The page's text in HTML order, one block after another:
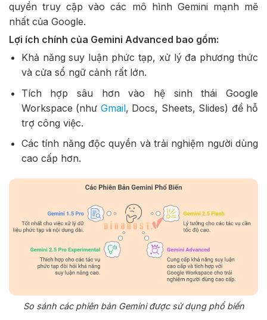
quyền truy cập vào các mô hình Gemini mạnh mẽ
nhất của Google.
Lợi ích chính của Gemini Advanced bao gồm:
Khả năng suy luận phức tạp, xử lý đa phương thức
và cửa sổ ngữ cảnh rất lớn.
Tích hợp sâu hơn vào hệ sinh thái Google
Workspace (như Gmail, Docs, Sheets, Slides) để hỗ
trợ công việc.
Các tính năng độc quyền và trải nghiệm người dùng
cao cấp hơn.
So sánh các phiên bản Gemini được sử dụng phổ biến